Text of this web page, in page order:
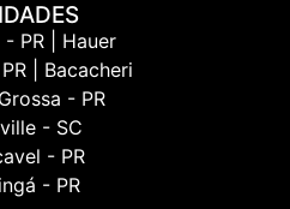
PR | Hauer
| Bacacheri
- PR
- SC
- PR
- PR